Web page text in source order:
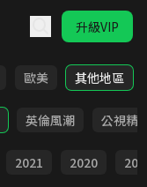
升級VIP
歐美 其他地區
英倫風潮 公視精
2021 2020